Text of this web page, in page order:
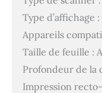
Type d’affichage
Appareils
Taille de feuille :
Profondeur de la
Impression